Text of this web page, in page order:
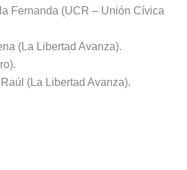
Fernanda (UCR – Unión Cívica
(La Libertad Avanza).
(La Libertad Avanza).